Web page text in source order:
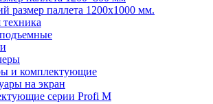
размер паллета 1200х1000 мм.
техника
и комплектующие
на экран
серии Profi M